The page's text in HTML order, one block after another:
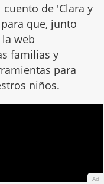
de 'Clara y
que, junto
web
familias y
para
niños.
Ad